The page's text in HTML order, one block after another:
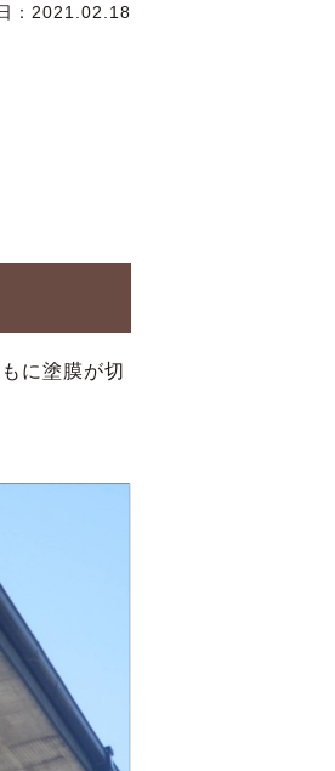
2021.02.18
に塗膜が切